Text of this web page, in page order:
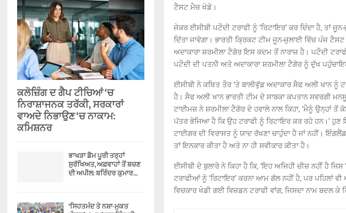
ਟੈਸਟ ਮੈਚ ਖੇਡੇ।
ਜੇਕਰ ਈਸੀਬੀ ਪਟੌਦੀ ਟਰਾਫੀ ਨੂੰ ‘ਰਿਟਾਇਰ’ ਕਰ ਦਿੰਦਾ ਹੈ, ਤਾਂ
ਦਿੱਤਾ ਜਾਵੇਗਾ। ਭਾਰਤੀ ਕ੍ਰਿਕਟ ਟੀਮ ਜੂਨ-ਜੁਲਾਈ ਵਿੱਚ ਪੰਜ
ਅਦਾਕਾਰਾ ਸ਼ਰਮੀਲਾ ਟੈਗੋਰ ਇਸ ਕਦਮ ਤੋਂ ਨਾਰਾਜ਼ ਹੈ। ਪਟੌਦੀ
ਪਟੌਦੀ ਦੀ ਪਤਨੀ ਅਤੇ ਅਦਾਕਾਰਾ ਸ਼ਰਮੀਲਾ ਟੈਗੋਰ ਨੂੰ ਦੁੱਖ
ਈਸੀਬੀ ਨੇ ਕਥਿਤ ਤੌਰ ‘ਤੇ ਬਾਲੀਵੁੱਡ ਅਦਾਕਾਰ ਸੈਫ ਅਲੀ ਖਾਨ
ਹੈ। ਸੈਫ ਅਲੀ ਖਾਨ ਭਾਰਤੀ ਟੀਮ ਦੇ ਸਾਬਕਾ ਕਪਤਾਨ ਸਵਰਗੀ
ਟਾਈਮਜ਼ ਨੇ ਸ਼ਰਮੀਲਾ ਟੈਗੋਰ ਦੇ ਹਵਾਲੇ ਨਾਲ ਕਿਹਾ, ‘ਮੈਨੂੰ ਉਨ੍ਹਾਂ ਤੋਂ
ਪੱਤਰ ਭੇਜਿਆ ਹੈ ਕਿ ਉਹ ਟਰਾਫੀ ਨੂੰ ਰਿਟਾਇਰ ਕਰ ਰਹੇ ਹਨ।’ ਹੁਣ
ਟਾਈਗਰ ਦੀ ਵਿਰਾਸਤ ਨੂੰ ਯਾਦ ਰੱਖਣਾ ਚਾਹੁੰਦਾ ਹੈ ਜਾਂ ਨਹੀਂ।
ਤਾਂ ਇਨਕਾਰ ਕੀਤਾ ਹੈ ਅਤੇ ਨਾ ਹੀ ਸਵੀਕਾਰ ਕੀਤਾ ਹੈ।
ਈਸੀਬੀ ਦੇ ਬੁਲਾਰੇ ਨੇ ਕਿਹਾ ਹੈ ਕਿ, ‘ਇਹ ਅਜਿਹੀ ਚੀਜ਼ ਨਹੀਂ ਹੈ
ਟਰਾਫੀਆਂ ਨੂੰ ‘ਰਿਟਾਇਰ’ ਕਰਨਾ ਆਮ ਗੱਲ ਨਹੀਂ ਹੈ, ਪਰ
ਵਿਚਕਾਰ ਖੇਡੀ ਗਈ ਵਿਜ਼ਡਨ ਟਰਾਫੀ ਵਾਂਗ, ਜਿਸਦਾ ਨਾਮ ਬਦਲ ਕੇ
ਕਲੋਜ਼ਿੰਗ ਦ ਗੈਪ ਟੀਚਿਆਂ ‘ਚ
ਨਿਰਾਸ਼ਾਜਨਕ ਤਰੱਕੀ, ਸਰਕਾਰਾਂ
ਵਾਅਦੇ ਨਿਭਾਉਣ ‘ਚ ਨਾਕਾਮ:
ਕਮਿਸ਼ਨਰ
ਭਾਖੜਾ ਡੈਮ ਪੂਰੀ ਤਰ੍ਹਾਂ
ਸੁਰੱਖਿਅਤ, ਅਫ਼ਵਾਹਾਂ ਤੋਂ ਬਚਣ
ਦੀ ਅਪੀਲ: ਬਰਿੰਦਰ ਕੁਮਾਰ...
‘ਸਿਹਤਮੰਦ ਤੇ ਨਸ਼ਾ-ਮੁਕਤ